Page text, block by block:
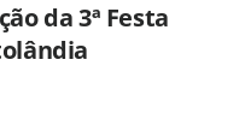
da 3ª Festa